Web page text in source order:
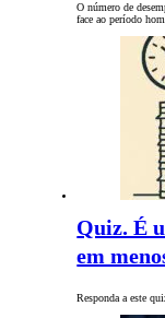
O número de
face ao período
Quiz. É
em
Responda a este